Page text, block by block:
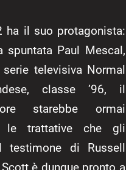
ha il suo protagonista:
spuntata Paul Mescal,
televisiva Normal
classe ’96, il
starebbe ormai
le trattative che gli
testimone di Russell
è dunque pronto a